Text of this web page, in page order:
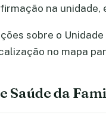
na
sobre o
no mapa
Saúde da